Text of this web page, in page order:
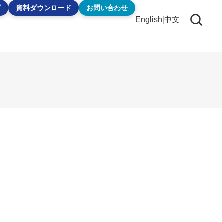
資料ダウンロード お問い合わせ
English 中文